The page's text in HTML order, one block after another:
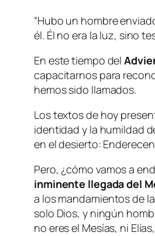
“Hubo un hombre
él. Él no era la luz, sino
En este tiempo del
capacitarnos para
hemos sido llamados.
Los textos de hoy
identidad y la humildad
en el desierto:
Pero, ¿cómo vamos a
inminente llegada del
a los mandamientos de
solo Dios, y ningún
no eres el Mesías, ni